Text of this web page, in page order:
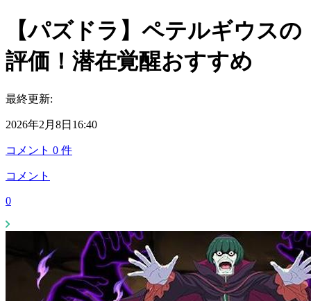
【パズドラ】ペテルギウスの
評価！潜在覚醒おすすめ
最終更新:
2026年2月8日16:40
コメント 0 件
コメント
0